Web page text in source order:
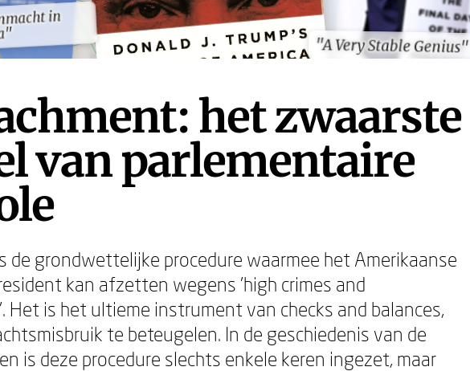
in
"A Very Stable Genius"
in
"A Very Stable Genius"
het zwaarste
van parlementaire
de grondwettelijke procedure waarmee het Amerikaanse
kan afzetten wegens 'high crimes and
Het is het ultieme instrument van checks and balances,
te beteugelen. In de geschiedenis van de
is deze procedure slechts enkele keren ingezet, maar